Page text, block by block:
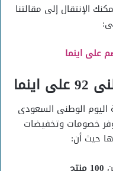
الإنتقال إلى مقالتنا
على اينما
اليوم الوطنى السعودى
يوفر خصومات وتخفيضات
حيث أن: